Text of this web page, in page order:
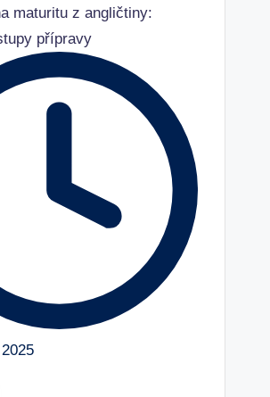
maturitu z angličtiny:
přípravy